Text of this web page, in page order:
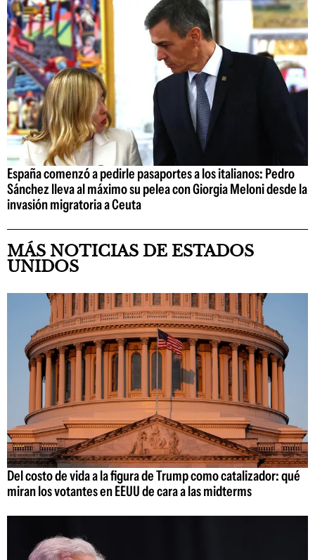
España comenzó a pedirle pasaportes a los italianos: Pedro
Sánchez lleva al máximo su pelea con Giorgia Meloni desde la
invasión migratoria a Ceuta
MÁS NOTICIAS DE ESTADOS
UNIDOS
Del costo de vida a la figura de Trump como catalizador: qué
miran los votantes en EEUU de cara a las midterms